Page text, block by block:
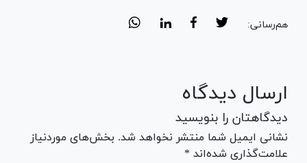
هم‌رسانی:
ارسال دیدگاه
دیدگاهتان را بنویسید
نشانی ایمیل شما منتشر نخواهد شد. بخش‌های موردنیاز
علامت‌گذاری شده‌اند *